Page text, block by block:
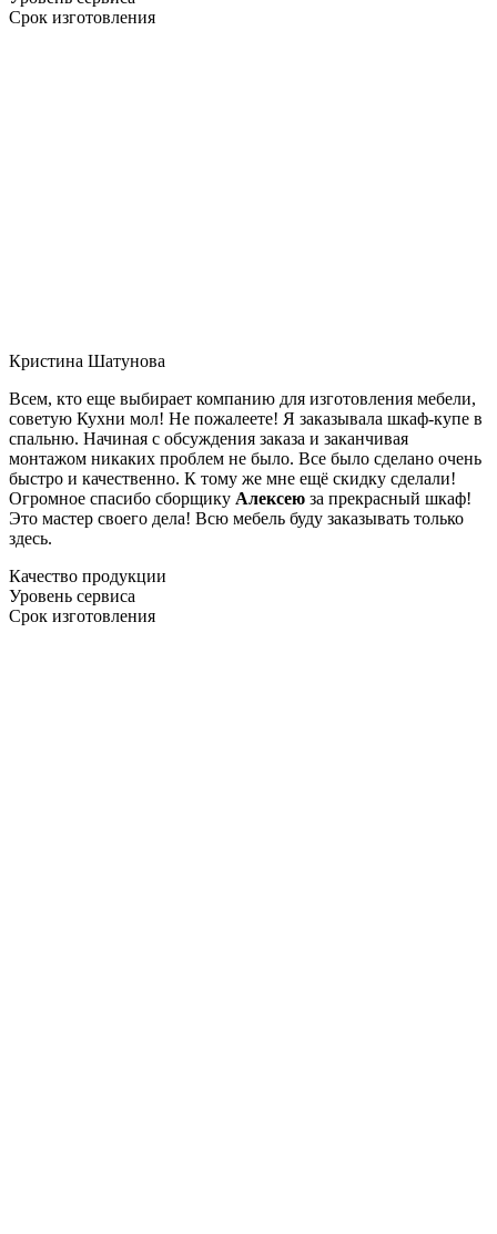
Срок изготовления
Кристина Шатунова
Всем, кто еще выбирает компанию для изготовления мебели,
советую Кухни мол! Не пожалеете! Я заказывала шкаф-купе в
спальню. Начиная с обсуждения заказа и заканчивая
монтажом никаких проблем не было. Все было сделано очень
быстро и качественно. К тому же мне ещё скидку сделали!
Огромное спасибо сборщику Алексею за прекрасный шкаф!
Это мастер своего дела! Всю мебель буду заказывать только
здесь.
Качество продукции
Уровень сервиса
Срок изготовления